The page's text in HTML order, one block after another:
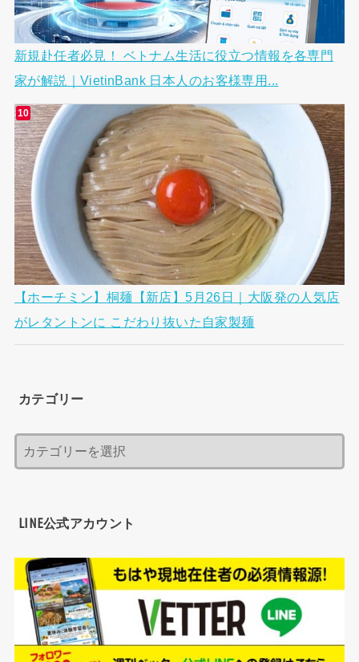
新規赴任者必見！ ベトナム生活に役立つ情報を各専門
家が解説｜VietinBank 日本人のお客様専用...
【ホーチミン】桐麺【新店】5月26日｜大阪発の人気店
がレタントンに こだわり抜いた自家製麺
カテゴリー
LINE公式アカウント